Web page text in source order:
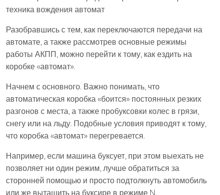
Разобравшись с тем, как переключаются передачи на
автомате, а также рассмотрев основные режимы
работы АКПП, можно перейти к тому, как ездить на
коробке «автомат».
Начнем с основного. Важно понимать, что
автоматическая коробка «боится» постоянных резких
разгонов с места, а также пробуксовки колес в грязи,
снегу или на льду. Подобные условия приводят к тому,
что коробка «автомат» перегревается.
Например, если машина буксует, при этом выехать не
позволяет ни один режим, лучше обратиться за
сторонней помощью и просто подтолкнуть автомобиль
или же вытащить на буксире в режиме N.